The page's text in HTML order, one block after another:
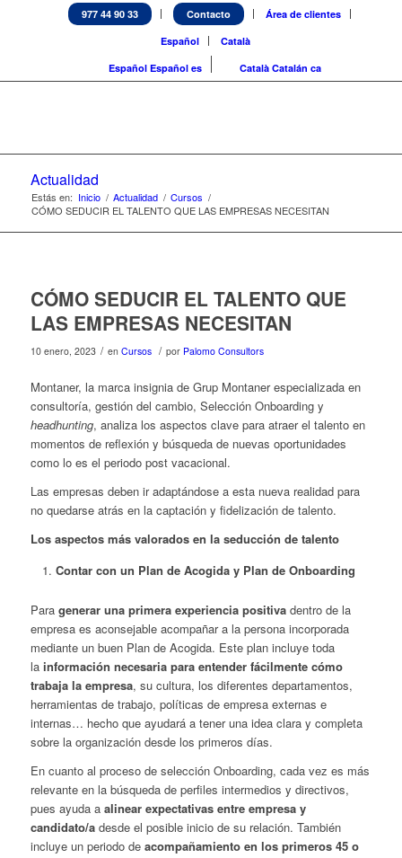
977 44 90 33 Contacto
Área de clientes
Español
Català
Español Español es Català Catalán ca
Actualidad
Estás en: Inicio / Actualidad / Cursos /
CÓMO SEDUCIR EL TALENTO QUE LAS EMPRESAS NECESITAN
CÓMO SEDUCIR EL TALENTO QUE
LAS EMPRESAS NECESITAN
10 enero, 2023 / en Cursos / por Palomo Consultors
Montaner, la marca insignia de Grup Montaner especializada en
consultoría, gestión del cambio, Selección Onboarding y
headhunting, analiza los aspectos clave para atraer el talento en
momentos de reflexión y búsqueda de nuevas oportunidades
como lo es el periodo post vacacional.
Las empresas deben ir adaptándose a esta nueva realidad para
no quedarse atrás en la captación y fidelización de talento.
Los aspectos más valorados en la seducción de talento
Contar con un Plan de Acogida y Plan de Onboarding
Para generar una primera experiencia positiva dentro de la
empresa es aconsejable acompañar a la persona incorporada
mediante un buen Plan de Acogida. Este plan incluye toda
la información necesaria para entender fácilmente cómo
trabaja la empresa, su cultura, los diferentes departamentos,
herramientas de trabajo, políticas de empresa externas e
internas… hecho que ayudará a tener una idea clara y completa
sobre la organización desde los primeros días.
En cuanto al proceso de selección Onboarding, cada vez es más
relevante en la búsqueda de perfiles intermedios y directivos,
pues ayuda a alinear expectativas entre empresa y
candidato/adesde el posible inicio de su relación. También
incluye un periodo de acompañamiento en los primeros 45 o